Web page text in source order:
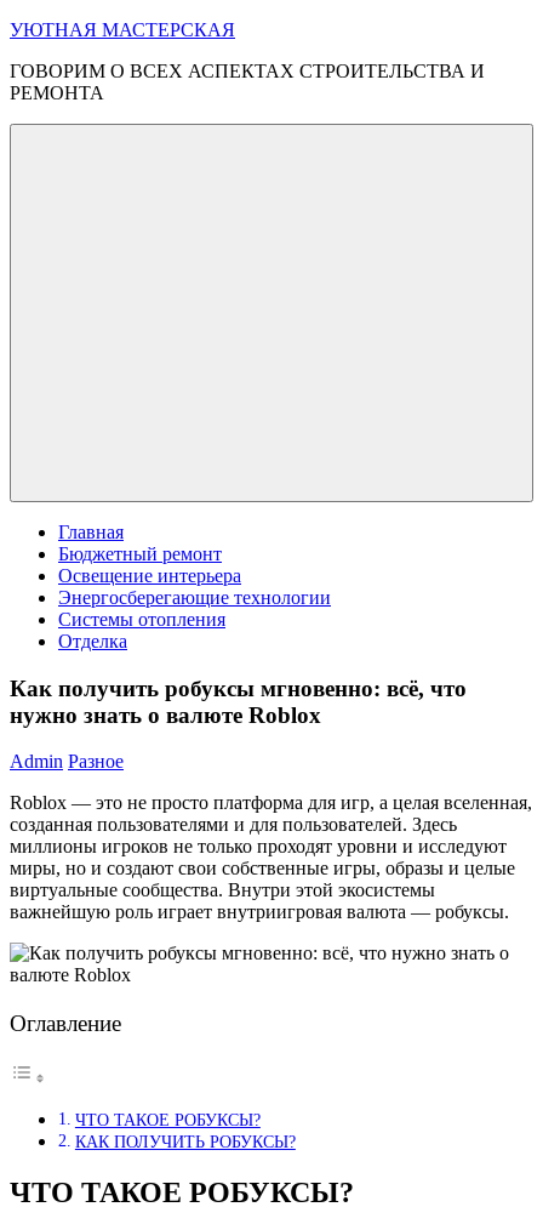
Перейти
содержимому
УЮТНАЯ МАСТЕРСКАЯ
ГОВОРИМ О ВСЕХ АСПЕКТАХ СТРОИТЕЛЬСТВА И
РЕМОНТА
Главная
Бюджетный ремонт
Освещение интерьера
Энергосберегающие технологии
Системы отопления
Отделка
Как получить робуксы мгновенно: всё, что
нужно знать о валюте Roblox
Admin Разное
Roblox — это не просто платформа для игр, а целая вселенная,
созданная пользователями и для пользователей. Здесь
миллионы игроков не только проходят уровни и исследуют
миры, но и создают свои собственные игры, образы и целые
виртуальные сообщества. Внутри этой экосистемы
важнейшую роль играет внутриигровая валюта — робуксы.
Оглавление
ЧТО ТАКОЕ РОБУКСЫ?
КАК ПОЛУЧИТЬ РОБУКСЫ?
ЧТО ТАКОЕ РОБУКСЫ?